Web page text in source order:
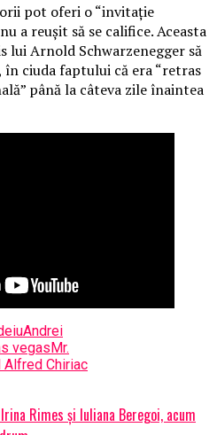
pot oferi o “invitație
a reușit să se califice. Aceasta
lui Arnold Schwarzenegger să
ciuda faptului că era “retras
până la câteva zile înaintea
Andrei
vegasMr.
Alfred Chiriac
Rimes și Iuliana Beregoi, acum